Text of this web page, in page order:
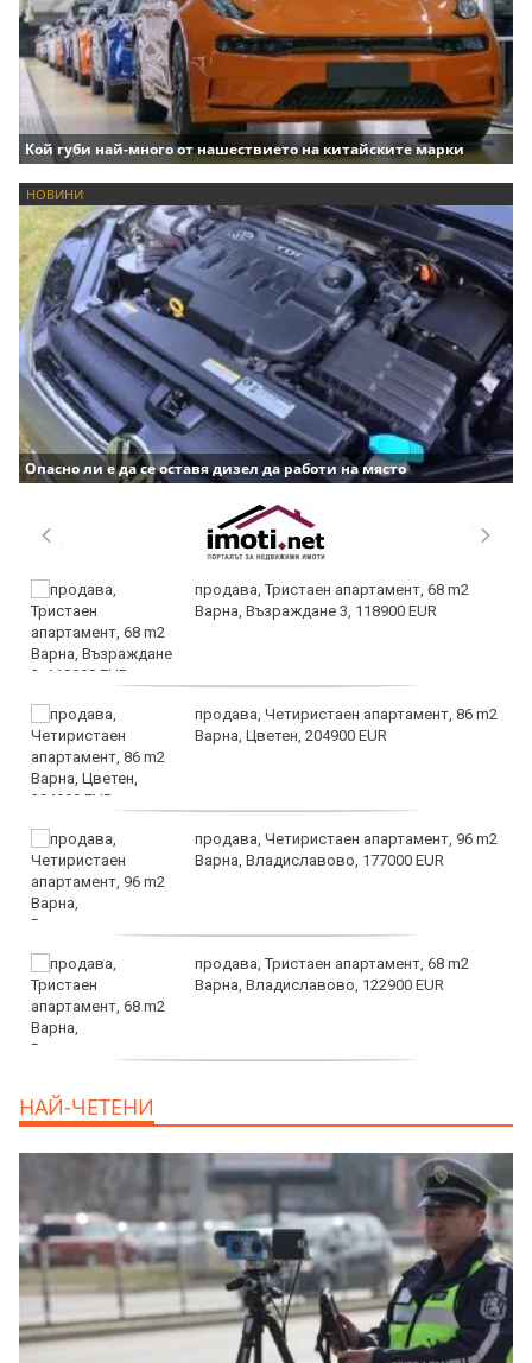
Кой губи най-много от нашествието на китайските марки
НОВИНИ
Опасно ли е да се оставя дизел да работи на място
продава, Тристаен апартамент, 68 m2
Варна, Възраждане 3, 118900 EUR
продава, Четиристаен апартамент, 86 m2
Варна, Цветен, 204900 EUR
продава, Четиристаен апартамент, 96 m2
Варна, Владиславово, 177000 EUR
продава, Тристаен апартамент, 68 m2
Варна, Владиславово, 122900 EUR
НАЙ-ЧЕТЕНИ